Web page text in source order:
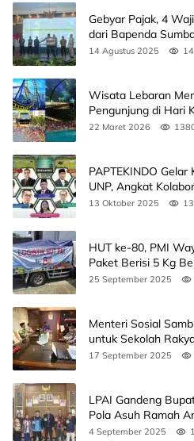
Gebyar Pajak, 4
dari Bapenda
14 Agustus 2025
Wisata Lebaran
Pengunjung di Hari
22 Maret 2026
PAPTEKINDO
UNP, Angkat
Agendanya
13 Oktober 2025
HUT ke-80, PMI
Paket Berisi 5 Kg
25 September 2025
Menteri Sosial
untuk Sekolah
17 September 2025
LPAI Gandeng
Pola Asuh Ramah
Ini Jadwalnya
4 September 2025